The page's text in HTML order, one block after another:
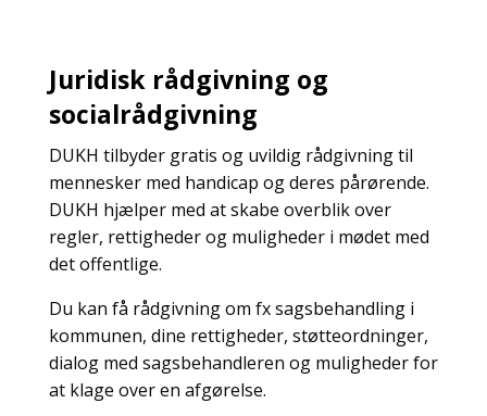
Juridisk rådgivning og
socialrådgivning
DUKH tilbyder gratis og uvildig rådgivning til
mennesker med handicap og deres pårørende.
DUKH hjælper med at skabe overblik over
regler, rettigheder og muligheder i mødet med
det offentlige.
Du kan få rådgivning om fx sagsbehandling i
kommunen, dine rettigheder, støtteordninger,
dialog med sagsbehandleren og muligheder for
at klage over en afgørelse.